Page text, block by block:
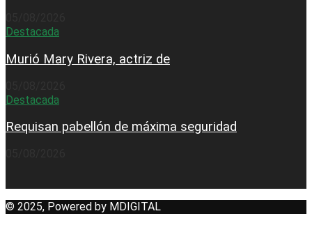
Destacada
Murió Mary Rivera, actriz de
Destacada
Requisan pabellón de máxima seguridad
© 2025, Powered by MDIGITAL